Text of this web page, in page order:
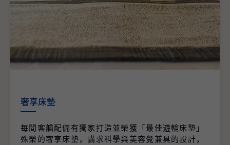
奢享床墊
每間客艙配備有獨家打造並榮獲「最佳遊輪床墊」
殊榮的奢享床墊，講求科學與美容覺兼具的設計，